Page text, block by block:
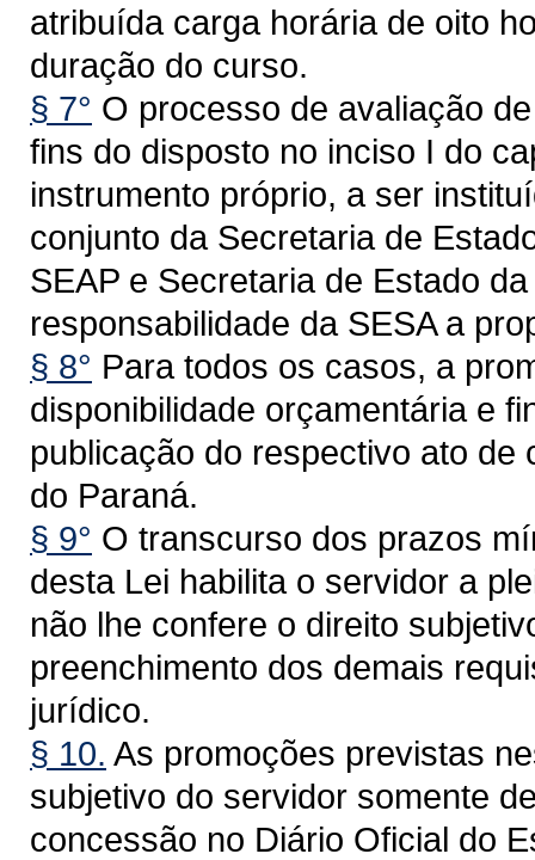
atribuída carga horária de oito
duração do curso.
§ 7° O processo de avaliação
fins do disposto no inciso I do
instrumento próprio, a ser
conjunto da Secretaria de
SEAP e Secretaria de Estado
responsabilidade da SESA a
§ 8° Para todos os casos, a
disponibilidade orçamentária e
publicação do respectivo ato
do Paraná.
§ 9° O transcurso dos prazos
desta Lei habilita o servidor a
não lhe confere o direito
preenchimento dos demais
jurídico.
§ 10. As promoções previstas
subjetivo do servidor somente
concessão no Diário Oficial do